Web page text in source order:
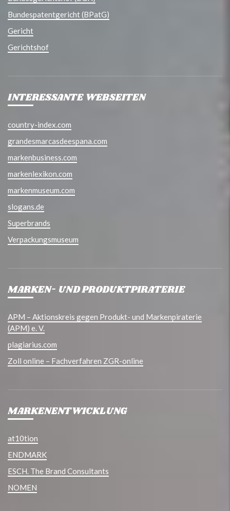
Bundespatentgericht (BPatG)
Gericht
Gerichtshof
INTERESSANTE WEBSEITEN
country-index.com
grandesmarcasdeespana.com
markenbusiness.com
markenlexikon.com
markenmuseum.com
slogans.de
Superbrands
Verpackungsmuseum
MARKEN- UND PRODUKTPIRATERIE
APM – Aktionskreis gegen Produkt- und Markenpiraterie
(APM) e. V.
plagiarius.com
Zoll online – Fachverfahren ZGR-online
MARKENENTWICKLUNG
at10tion
ENDMARK
ESCH. The Brand Consultants
NOMEN